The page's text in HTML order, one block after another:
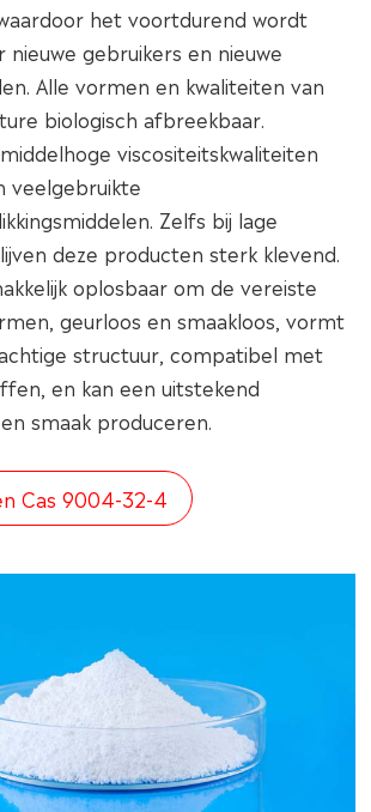
het voortdurend wordt
nieuwe gebruikers en nieuwe
Alle vormen en kwaliteiten van
biologisch afbreekbaar.
viscositeitskwaliteiten
veelgebruikte
Zelfs bij lage
deze producten sterk klevend.
oplosbaar om de vereiste
geurloos en smaakloos, vormt
structuur, compatibel met
en kan een uitstekend
smaak produceren.
Cas 9004-32-4